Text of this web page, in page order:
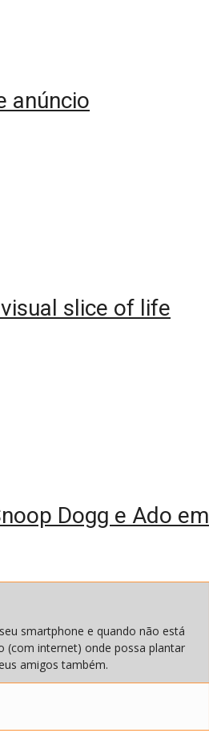
anúncio
slice of life
Dogg e Ado em
smartphone e quando não está
(com internet) onde possa plantar
amigos também.